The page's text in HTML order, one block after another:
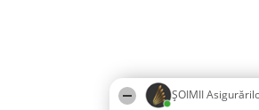
ȘOIMII